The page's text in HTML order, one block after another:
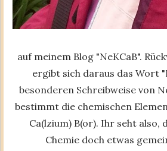
auf meinem Blog "NeKCaB".
ergibt sich daraus das Wort
besonderen Schreibweise von
bestimmt die chemischen
Ca(lzium) B(or). Ihr seht also,
Chemie doch etwas